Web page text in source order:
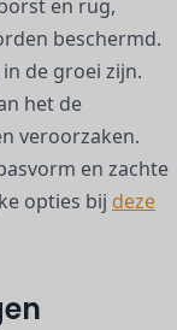
en rug,
beschermd.
de groei zijn.
het de
veroorzaken.
en zachte
opties bij deze